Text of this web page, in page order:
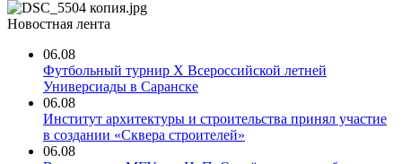
Новостная лента
06.08
Футбольный турнир X Всероссийской летней
Универсиады в Саранске
06.08
Институт архитектуры и строительства принял участие
в создании «Сквера строителей»
06.08